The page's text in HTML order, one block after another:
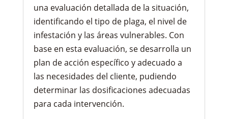
una evaluación detallada de la situación,
identificando el tipo de plaga, el nivel de
infestación y las áreas vulnerables. Con
base en esta evaluación, se desarrolla un
plan de acción específico y adecuado a
las necesidades del cliente, pudiendo
determinar las dosificaciones adecuadas
para cada intervención.